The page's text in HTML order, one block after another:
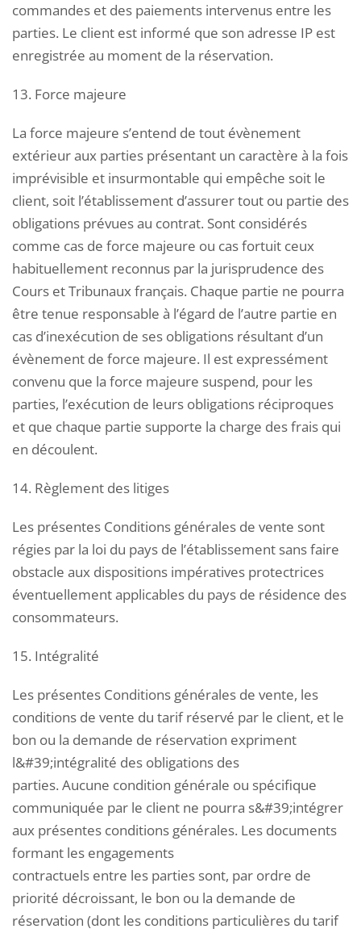
commandes et des paiements intervenus entre les
parties. Le client est informé que son adresse IP est
enregistrée au moment de la réservation.
13. Force majeure
La force majeure s’entend de tout évènement
extérieur aux parties présentant un caractère à la fois
imprévisible et insurmontable qui empêche soit le
client, soit l’établissement d’assurer tout ou partie des
obligations prévues au contrat. Sont considérés
comme cas de force majeure ou cas fortuit ceux
habituellement reconnus par la jurisprudence des
Cours et Tribunaux français. Chaque partie ne pourra
être tenue responsable à l’égard de l’autre partie en
cas d’inexécution de ses obligations résultant d’un
évènement de force majeure. Il est expressément
convenu que la force majeure suspend, pour les
parties, l’exécution de leurs obligations réciproques
et que chaque partie supporte la charge des frais qui
en découlent.
14. Règlement des litiges
Les présentes Conditions générales de vente sont
régies par la loi du pays de l’établissement sans faire
obstacle aux dispositions impératives protectrices
éventuellement applicables du pays de résidence des
consommateurs.
15. Intégralité
Les présentes Conditions générales de vente, les
conditions de vente du tarif réservé par le client, et le
bon ou la demande de réservation expriment
l&#39;intégralité des obligations des
parties. Aucune condition générale ou spécifique
communiquée par le client ne pourra s&#39;intégrer
aux présentes conditions générales. Les documents
formant les engagements
contractuels entre les parties sont, par ordre de
priorité décroissant, le bon ou la demande de
réservation (dont les conditions particulières du tarif